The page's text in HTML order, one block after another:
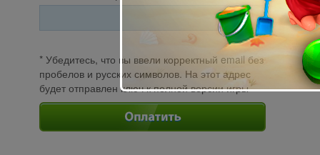
* Убедитесь, что вы ввели корректный email без
пробелов и русских символов. На этот адрес
будет отправлен ключ к полной версии игры